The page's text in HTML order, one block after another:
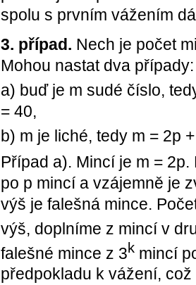
spolu s prvním vážením
3. případ. Nech je počet
Mohou nastat dva případy:
a) buď je m sudé číslo,
= 40,
b) m je liché, tedy m = 2p
Případ a). Mincí je m =
po p mincí a vzájemně je
výš je falešná mince.
výš, doplníme z mincí v
falešné mince z 3k mincí
předpokladu k vážení,